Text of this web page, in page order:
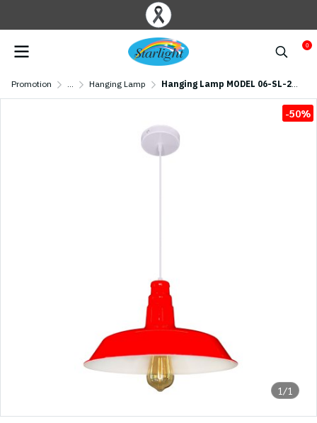
0
Promotion ... Hanging Lamp Hanging Lamp MODEL 06-SL-2002 (E27x1)
1/1
-50%